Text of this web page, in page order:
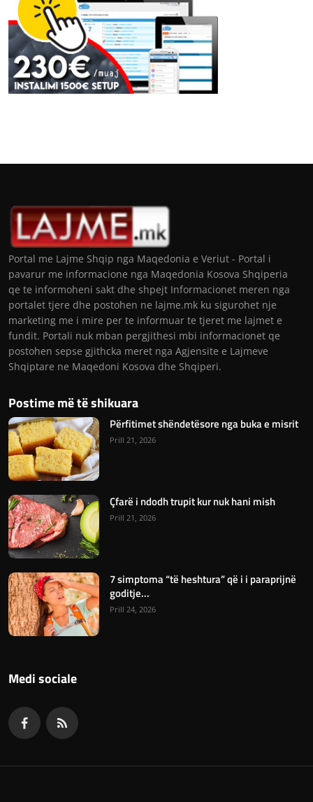
Portal me Lajme Shqip nga Maqedonia e Veriut - Portal i
pavarur me informacione nga Maqedonia Kosova Shqiperia
qe te informoheni sakt dhe shpejt Informacionet meren nga
portalet tjere dhe postohen ne lajme.mk ku sigurohet nje
marketing me i mire per te informuar te tjeret me lajmet e
fundit. Portali nuk mban pergjithesi mbi informacionet qe
postohen sepse gjithcka meret nga Agjensite e Lajmeve
Shqiptare ne Maqedoni Kosova dhe Shqiperi.
Postime më të shikuara
Përfitimet shëndetësore nga buka e misrit
Prill 21, 2026
Çfarë i ndodh trupit kur nuk hani mish
Prill 21, 2026
7 simptoma “të heshtura” që i i paraprijnë
goditje...
Prill 24, 2026
Medi sociale